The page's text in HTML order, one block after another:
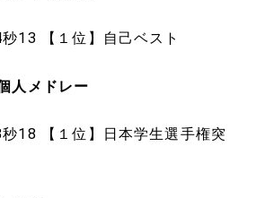
13 【１位】自己ベスト
人メドレー
18 【１位】日本学生選手権突